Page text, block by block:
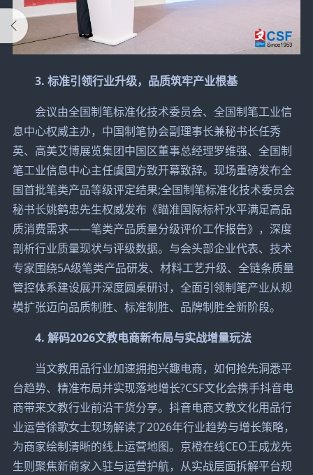
3. 标准引领行业升级，品质筑牢产业根基
会议由全国制笔标准化技术委员会、全国制笔工业信
息中心权威主办，中国制笔协会副理事长兼秘书长任秀
英、高美艾博展览集团中国区董事总经理罗维强、全国制
笔工业信息中心主任虞国方致开幕致辞。现场重磅发布全
国首批笔类产品等级评定结果;全国制笔标准化技术委员会
秘书长姚鹤忠先生权威发布《瞄准国际标杆水平满足高品
质消费需求——笔类产品质量分级评价工作报告》，深度
剖析行业质量现状与评级数据。与会头部企业代表、技术
专家围绕5A级笔类产品研发、材料工艺升级、全链条质量
管控体系建设展开深度圆桌研讨，全面引领制笔产业从规
模扩张迈向品质制胜、标准制胜、品牌制胜全新阶段。
4. 解码2026文教电商新布局与实战增量玩法
当文教用品行业加速拥抱兴趣电商，如何抢先洞悉平
台趋势、精准布局并实现落地增长?CSF文化会携手抖音电
商带来文教行业前沿干货分享。抖音电商文教文化用品行
业运营徐歌女士现场解读了2026年行业趋势与增长策略，
为商家绘制清晰的线上运营地图。京橙在线CEO王成龙先
生则聚焦新商家入驻与运营护航，从实战层面拆解平台规